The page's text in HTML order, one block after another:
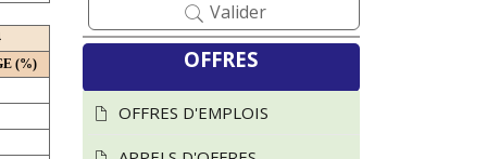
: Les
Nationaux
2021
publiés
ICASEES :
(%)
Valider
OFFRES
OFFRES D'EMPLOIS